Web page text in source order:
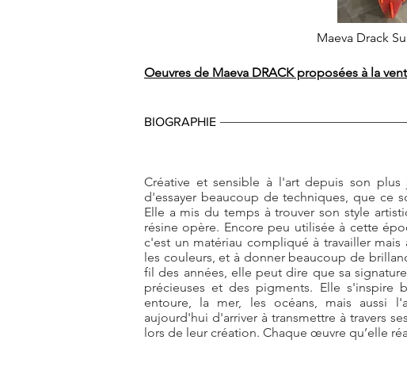
Maeva Drack
Oeuvres de Maeva DRACK proposées à la
BIOGRAPHIE
Créative et sensible à l'art depuis son
d'essayer beaucoup de techniques, que ce
Elle a mis du temps à trouver son style
résine opère. Encore peu utilisée à cette
c'est un matériau compliqué à travailler
les couleurs, et à donner beaucoup de
fil des années, elle peut dire que sa
précieuses et des pigments. Elle s'inspire
entoure, la mer, les océans, mais aussi
aujourd'hui d'arriver à transmettre à travers
lors de leur création. Chaque œuvre qu’elle